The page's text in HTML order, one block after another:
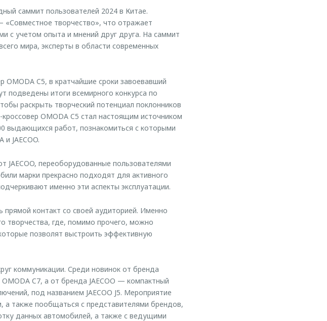
саммит пользователей 2024 в Китае.
творчество», что отражает
с учетом опыта и мнений друг друга. На саммит
мира, эксперты в области современных
C5, в кратчайшие сроки завоевавший
подведены итоги всемирного конкурса по
раскрыть творческий потенциал поклонников
OMODA C5 стал настоящим источником
выдающихся работ, познакомиться с которыми
JAECOO.
переоборудованные пользователями
марки прекрасно подходят для активного
именно эти аспекты эксплуатации.
контакт со своей аудиторией. Именно
творчества, где, помимо прочего, можно
позволят выстроить эффективную
коммуникации. Среди новинок от бренда
C7, а от бренда JAECOO — компактный
под названием JAECOO J5. Мероприятие
а также пообщаться с представителями брендов,
данных автомобилей, а также с ведущими